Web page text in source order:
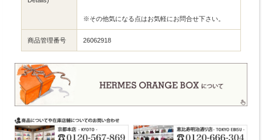
※その他気になる点はお気軽にお問合せ下さい。
商品管理番号 26062918